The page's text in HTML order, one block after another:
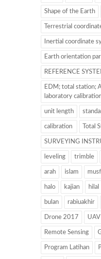
Shape of the Earth
Terrestrial
Inertial coordinate
Earth orientation
REFERENCE
EDM; total station;
laboratory
unit length
calibration Total
SURVEYING
leveling trimble
arah islam
halo kajian hilal
bulan rabiuakhir
Drone 2017 UAV
Remote Sensing
Program Latihan